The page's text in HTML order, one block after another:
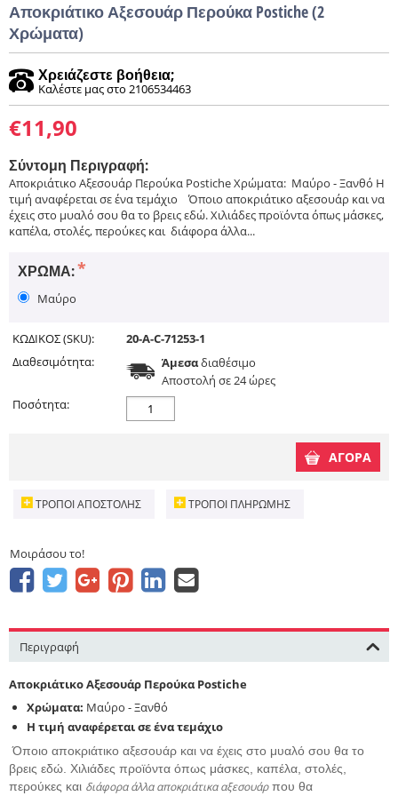
Αποκριάτικο Αξεσουάρ Περούκα Postiche (2
Χρώματα)
Χρειάζεστε βοήθεια;
Καλέστε μας στο 2106534463
€11,90
Σύντομη Περιγραφή:
Αποκριάτικο Αξεσουάρ Περούκα Postiche Χρώματα: Μαύρο - Ξανθό Η
τιμή αναφέρεται σε ένα τεμάχιο ​ ​ Όποιο αποκριάτικο αξεσουάρ και να
έχεις στο μυαλό σου θα το βρεις εδώ. Χιλιάδες προϊόντα όπως μάσκες,
καπέλα, στολές, περούκες και διάφορα άλλα...
ΧΡΏΜΑ:
Μαύρο
ΚΩΔΙΚΟΣ (SKU):
20-A-C-71253-1
Διαθεσιμότητα:
Άμεσαδιαθέσιμο
Aποστολή σε 24 ώρες
Ποσότητα:
ΑΓΟΡΑ
ΤΡΌΠΟΙ ΑΠΟΣΤΟΛΉΣ ΤΡΌΠΟΙ ΠΛΗΡΩΜΉΣ
Μοιράσου το!
Περιγραφή
Αποκριάτικο Αξεσουάρ Περούκα Postiche
Χρώματα: Μαύρο - Ξανθό
Η τιμή αναφέρεται σε ένα τεμάχιο
Όποιο αποκριάτικο αξεσουάρ και να έχεις στο μυαλό σου θα το
βρεις εδώ. Χιλιάδες προϊόντα όπως μάσκες, καπέλα, στολές,
περούκες και διάφορα άλλα αποκριάτικα αξεσουάρπου θα